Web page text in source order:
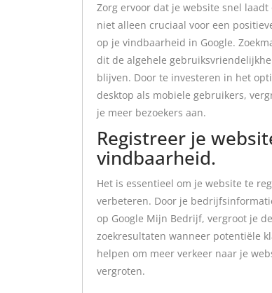
Zorg ervoor dat je website snel
niet alleen cruciaal voor een
op je vindbaarheid in Google.
dit de algehele
blijven. Door te investeren in het
desktop als mobiele gebruikers,
je meer bezoekers aan.
Registreer je
vindbaarheid.
Het is essentieel om je website te
verbeteren. Door je
op Google Mijn Bedrijf, vergroot je
zoekresultaten wanneer potentiële
helpen om meer verkeer naar je
vergroten.